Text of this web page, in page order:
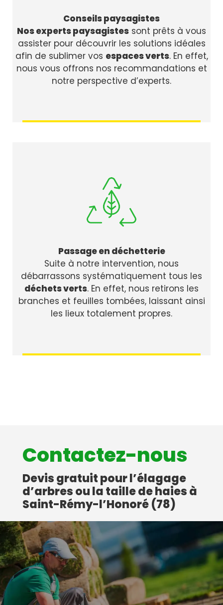
Conseils paysagistes
Nos experts paysagistes sont prêts à vous
assister pour découvrir les solutions idéales
afin de sublimer vos espaces verts. En effet,
nous vous offrons nos recommandations et
notre perspective d’experts.
Passage en déchetterie
Suite à notre intervention, nous
débarrassons systématiquement tous les
déchets verts. En effet, nous retirons les
branches et feuilles tombées, laissant ainsi
les lieux totalement propres.
Contactez-nous
Devis gratuit pour l’élagage
d’arbres ou la taille de haies à
Saint-Rémy-l’Honoré (78)